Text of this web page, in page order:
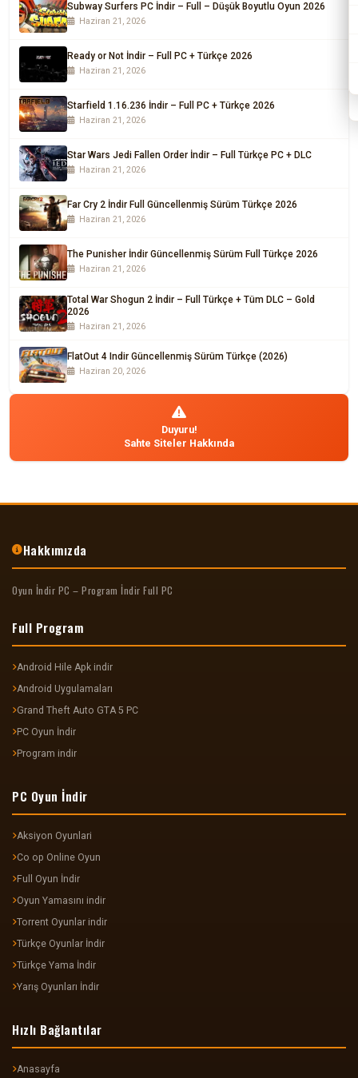
Subway Surfers PC İndir – Full – Düşük Boyutlu Oyun 2026
Haziran 21, 2026
Ready or Not İndir – Full PC + Türkçe 2026
Haziran 21, 2026
Starfield 1.16.236 İndir – Full PC + Türkçe 2026
Haziran 21, 2026
Star Wars Jedi Fallen Order İndir – Full Türkçe PC + DLC
Haziran 21, 2026
Far Cry 2 İndir Full Güncellenmiş Sürüm Türkçe 2026
Haziran 21, 2026
The Punisher İndir Güncellenmiş Sürüm Full Türkçe 2026
Haziran 21, 2026
Total War Shogun 2 İndir – Full Türkçe + Tüm DLC – Gold
2026
Haziran 21, 2026
FlatOut 4 Indir Güncellenmiş Sürüm Türkçe (2026)
Haziran 20, 2026
Duyuru!
Sahte Siteler Hakkında
Hakkımızda
Oyun İndir PC – Program İndir Full PC
Full Program
Android Hile Apk indir
Android Uygulamaları
Grand Theft Auto GTA 5 PC
PC Oyun İndir
Program indir
PC Oyun İndir
Aksiyon Oyunlari
Co op Online Oyun
Full Oyun İndir
Oyun Yamasını indir
Torrent Oyunlar indir
Türkçe Oyunlar İndir
Türkçe Yama İndir
Yarış Oyunları İndir
Hızlı Bağlantılar
Anasayfa